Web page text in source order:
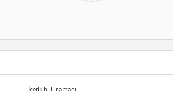
İçerik bulunamadı.